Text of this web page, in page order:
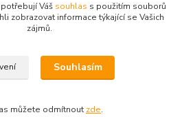
Váš souhlas s použitím souborů
zobrazovat informace týkající se Vašich
zájmů.
Souhlasím
můžete odmítnout zde.